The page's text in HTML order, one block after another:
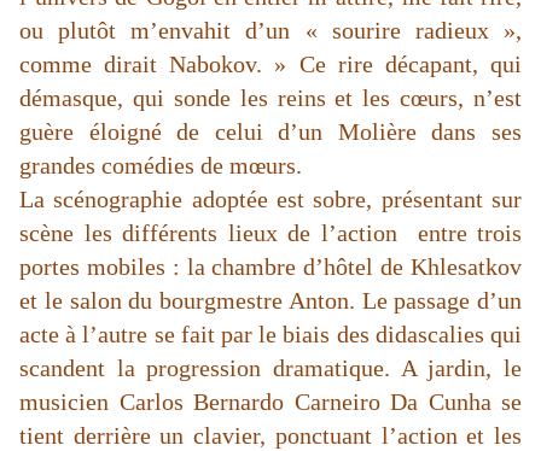
ou plutôt m’envahit d’un « sourire radieux »,
comme dirait Nabokov. » Ce rire décapant, qui
démasque, qui sonde les reins et les cœurs, n’est
guère éloigné de celui d’un Molière dans ses
grandes comédies de mœurs.
La scénographie adoptée est sobre, présentant sur
scène les différents lieux de l’action entre trois
portes mobiles : la chambre d’hôtel de Khlesatkov
et le salon du bourgmestre Anton. Le passage d’un
acte à l’autre se fait par le biais des didascalies qui
scandent la progression dramatique. A jardin, le
musicien Carlos Bernardo Carneiro Da Cunha se
tient derrière un clavier, ponctuant l’action et les